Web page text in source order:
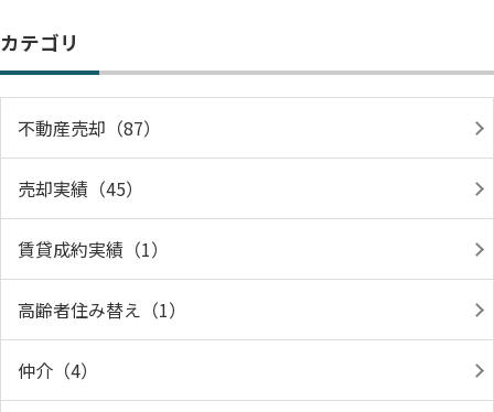
カテゴリ
不動産売却（87）
売却実績（45）
賃貸成約実績（1）
高齢者住み替え（1）
仲介（4）